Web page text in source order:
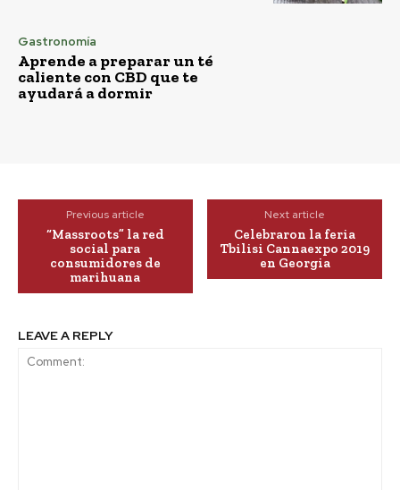
Gastronomía
Aprende a preparar un té
caliente con CBD que te
ayudará a dormir
Previous article
“Massroots” la red
social para
consumidores de
marihuana
Next article
Celebraron la feria
Tbilisi Cannaexpo 2019
en Georgia
LEAVE A REPLY